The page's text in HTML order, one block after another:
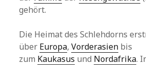
gehört.
Die Heimat des Schlehdorns
über Europa,Vorderasien bis
zum Kaukasus und Nordafrika.